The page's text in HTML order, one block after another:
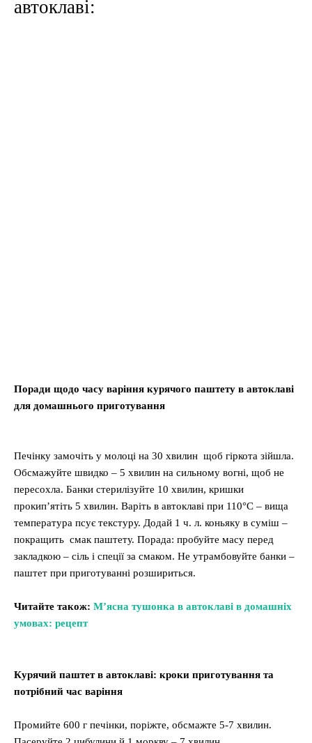
автоклаві:
Поради щодо часу варіння курячого паштету в автоклаві
для домашнього приготування
Печінку замочіть у молоці на 30 хвилин щоб гіркота зійшла.
Обсмажуйте швидко – 5 хвилин на сильному вогні, щоб не
пересохла. Банки стерилізуйте 10 хвилин, кришки
прокип’ятіть 5 хвилин. Варіть в автоклаві при 110°C – вища
температура псує текстуру. Додай 1 ч. л. коньяку в суміш –
покращить смак паштету. Порада: пробуйте масу перед
закладкою – сіль і спеції за смаком. Не утрамбовуйте банки –
паштет при приготуванні розшириться.
Читайте також: М’ясна тушонка в автоклаві в домашніх
умовах: рецепт
Курячий паштет в автоклаві: кроки приготування та
потрібний час варіння
Промийте 600 г печінки, поріжте, обсмажте 5-7 хвилин.